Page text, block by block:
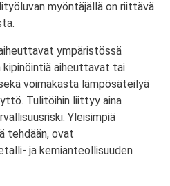
myöntäjällä on riittävä
ympäristössä
kipinöintiä aiheuttavat tai
voimakasta lämpösäteilyä
Tulitöihin liittyy aina
Yleisimpiä
tehdään, ovat
ja kemianteollisuuden